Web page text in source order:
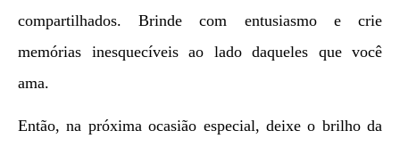
compartilhados. Brinde com entusiasmo e crie
memórias inesquecíveis ao lado daqueles que você
ama.
Então, na próxima ocasião especial, deixe o brilho da